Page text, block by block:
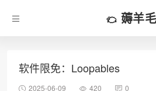
薅羊毛
软件限免：Loopables
2025-06-09 420 0